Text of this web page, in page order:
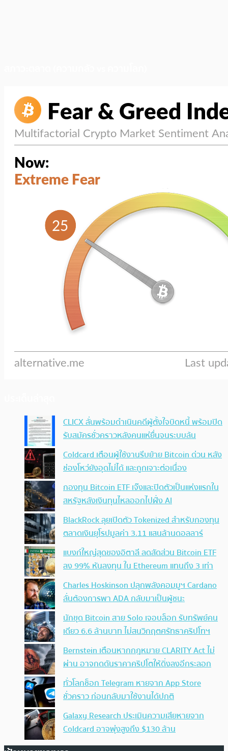
CLICX ลั่นพร้อมดำเนินคดีผู้ตั้งใจบิดหนี้ พร้อมปิด
รับสมัครชั่วคราวหลังคนแห่ยื่นจนระบบล้น
Coldcard เตือนผู้ใช้งานรีบย้าย Bitcoin ด่วน หลัง
ช่องโหว่ยังอุดไม่ได้ และถูกเจาะต่อเนื่อง
กองทุน Bitcoin ETF เจ๊งและปิดตัวเป็นแห่งแรกใน
สหรัฐหลังเงินทุนไหลออกไปฝั่ง AI
BlackRock ลุยเปิดตัว Tokenized สำหรับกองทุน
ตลาดเงินยุโรปมูลค่า 3.11 แสนล้านดอลลาร์
แบงก์ใหญ่สุดของอิตาลี ลดสัดส่วน Bitcoin ETF
ลง 99% หันลงทุน ใน Ethereum แทนถึง 3 เท่า
Charles Hoskinson ปลุกพลังคอมมูฯ Cardano
ลั่นต้องการพา ADA กลับมาเป็นผู้ชนะ
นักขุด Bitcoin สาย Solo เจอบล็อก รับทรัพย์คน
เดียว 6.6 ล้านบาท ไม่สนวิกฤตศรัทธาคริปโทฯ
Bernstein เตือนหากกฎหมาย CLARITY Act ไม่
ผ่าน อาจกดดันราคาคริปโตให้ดิ่งลงอีกระลอก
ทั่วโลกช็อก Telegram หายจาก App Store
ชั่วคราว ก่อนกลับมาใช้งานได้ปกติ
Galaxy Research ประเมินความเสียหายจาก
Coldcard อาจพุ่งสูงถึง $130 ล้าน